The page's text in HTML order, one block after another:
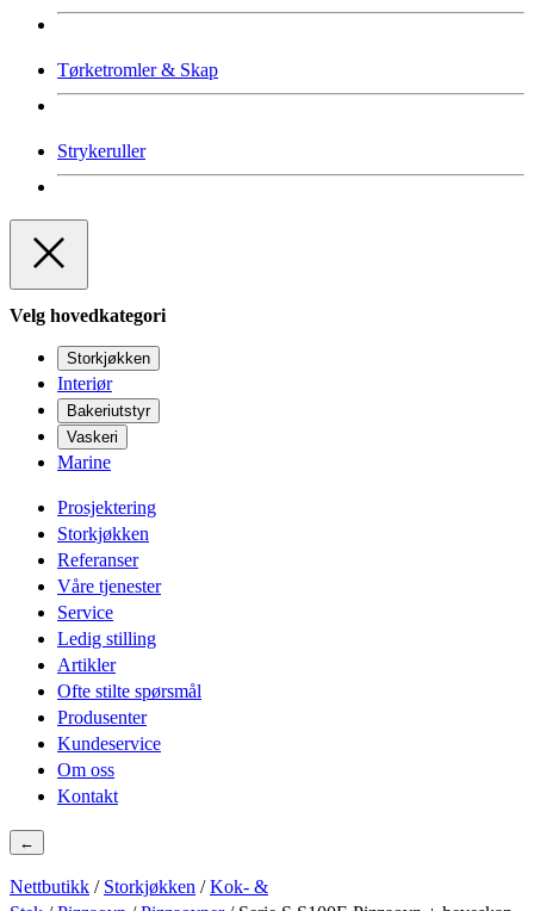
Tørketromler & Skap
Strykeruller
Velg hovedkategori
Storkjøkken
Interiør
Bakeriutstyr
Vaskeri
Marine
Prosjektering
Storkjøkken
Referanser
Våre tjenester
Service
Ledig stilling
Artikler
Ofte stilte spørsmål
Produsenter
Kundeservice
Om oss
Kontakt
←
Nettbutikk / Storkjøkken /Kok- &